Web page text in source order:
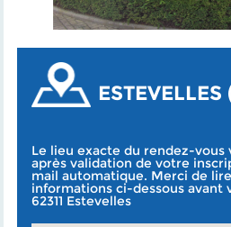
ESTEVELLES
Le lieu exacte du rendez-vous
après validation de votre
mail automatique. Merci de
informations ci-dessous avant
62311 Estevelles